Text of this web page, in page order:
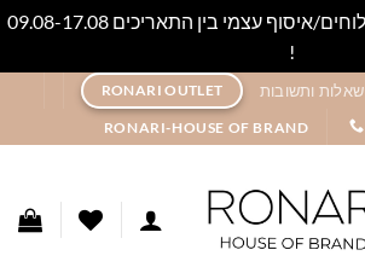
לקוחות יקרים! אין משלוחים/איסוף עצמי בין התאריכים 09.08-17.08
!
שאלות ותשובות RONARI OUTLET
RONARI-HOUSE OF BRAND